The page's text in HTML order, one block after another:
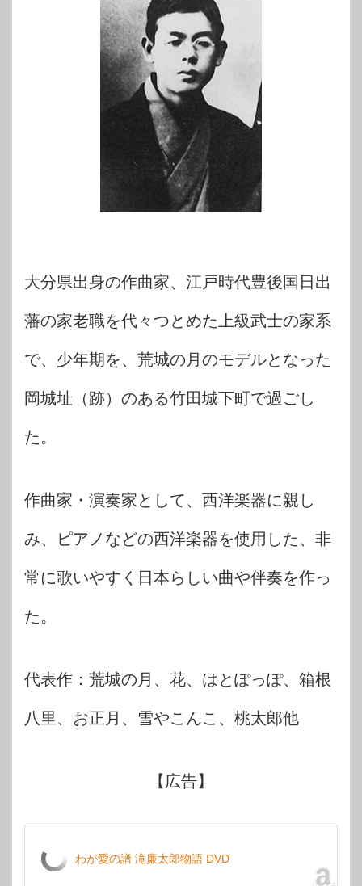
大分県出身の作曲家、江戸時代豊後国日出
藩の家老職を代々つとめた上級武士の家系
で、少年期を、荒城の月のモデルとなった
岡城址（跡）のある竹田城下町で過ごし
た。
作曲家・演奏家として、西洋楽器に親し
み、ピアノなどの西洋楽器を使用した、非
常に歌いやすく日本らしい曲や伴奏を作っ
た。
代表作：荒城の月、花、はとぽっぽ、箱根
八里、お正月、雪やこんこ、桃太郎他
【広告】
わが愛の譜 滝廉太郎物語 DVD